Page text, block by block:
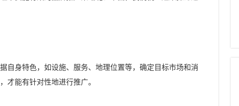
自身特色，如设施、服务、地理位置等，确定目标市场和消
才能有针对性地进行推广。